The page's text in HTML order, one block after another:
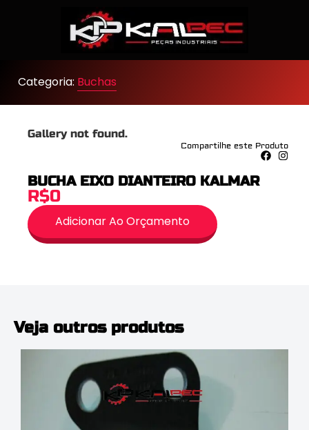
Categoria: Buchas
Gallery not found.
Compartilhe este Produto
BUCHA EIXO DIANTEIRO KALMAR
R$0
Adicionar Ao Orçamento
Veja outros produtos